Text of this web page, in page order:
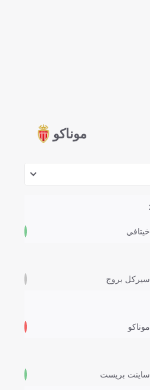
موناكو
خيتافي
سيركل بروج
موناكو
ساينت بريست